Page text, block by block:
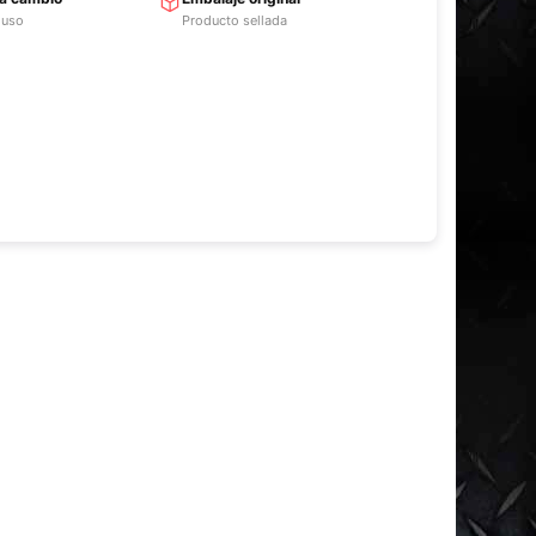
Producto sellada